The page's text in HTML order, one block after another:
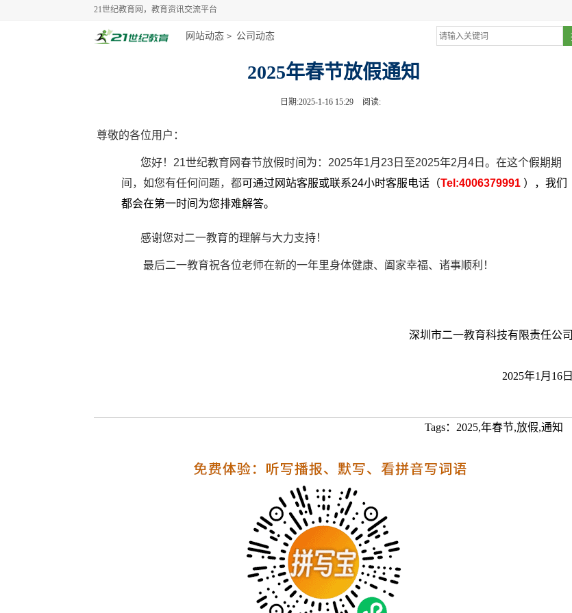
21世纪教育网，教育资讯交流平台
网站动态 > 公司动态
2025年春节放假通知
日期:2025-1-16 15:29 阅读:
尊敬的各位用户：
您好！21世纪教育网春节放假时间为：2025年1月23日至2025年2月4日。在这个假期期
间，如您有任何问题，都可通过网站客服或联系24小时客服电话（Tel:4006379991 ），我们
都会在第一时间为您排难解答。
感谢您对二一教育的理解与大力支持！
最后二一教育祝各位老师在新的一年里身体健康、阖家幸福、诸事顺利！
深圳市二一教育科技有限责任公司
2025年1月16日
Tags：2025,年春节,放假,通知